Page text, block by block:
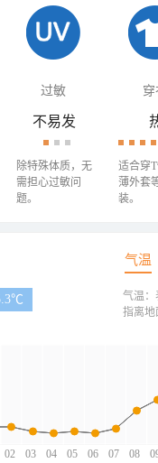
过敏 穿
不易发
除特殊体质，无
需担心过敏问
题。
适合穿
薄外套
装。
气温
02 03 04 05 06 07 08
气温：
指离地